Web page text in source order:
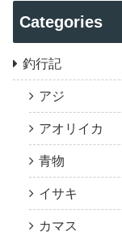
Categories
釣行記
アジ
アオリイカ
青物
イサキ
カマス